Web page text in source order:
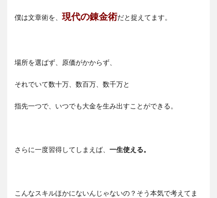
僕は文章術を、 現代の錬金術だと捉えてます。
場所を選ばず、原価がかからず、
それでいて数十万、数百万、数千万と
指先一つで、いつでも大金を生み出すことができる。
さらに一度習得してしまえば、 一生使える。
こんなスキルほかにないんじゃないの？そう本気で考えてま